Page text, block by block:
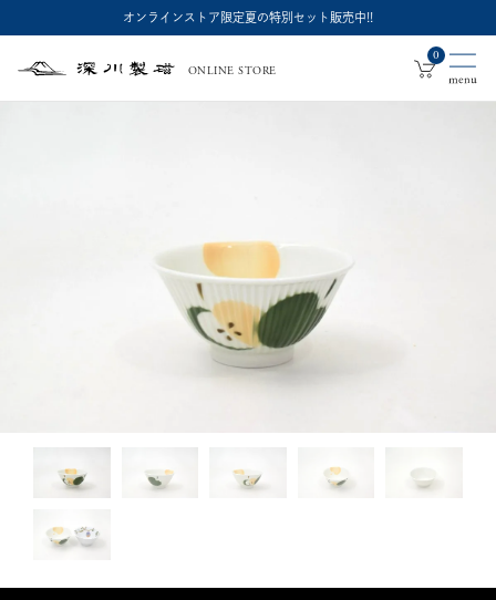
オンラインストア限定夏の特別セット販売中!!
深
ONLINE STORE
0